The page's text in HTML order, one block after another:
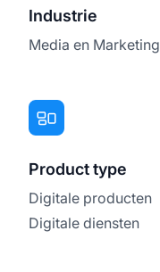
Industrie
Media en Marketing
Product type
Digitale producten
Digitale diensten